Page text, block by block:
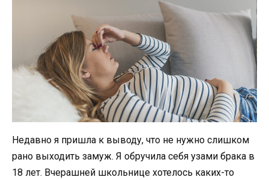
Недавно я пришла к выводу, что не нужно слишком
рано выходить замуж. Я обручила себя узами брака в
18 лет. Вчерашней школьнице хотелось каких-то